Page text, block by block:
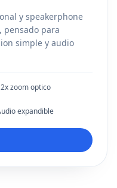
y speakerphone
pensado para
simple y audio
zoom optico
expandible